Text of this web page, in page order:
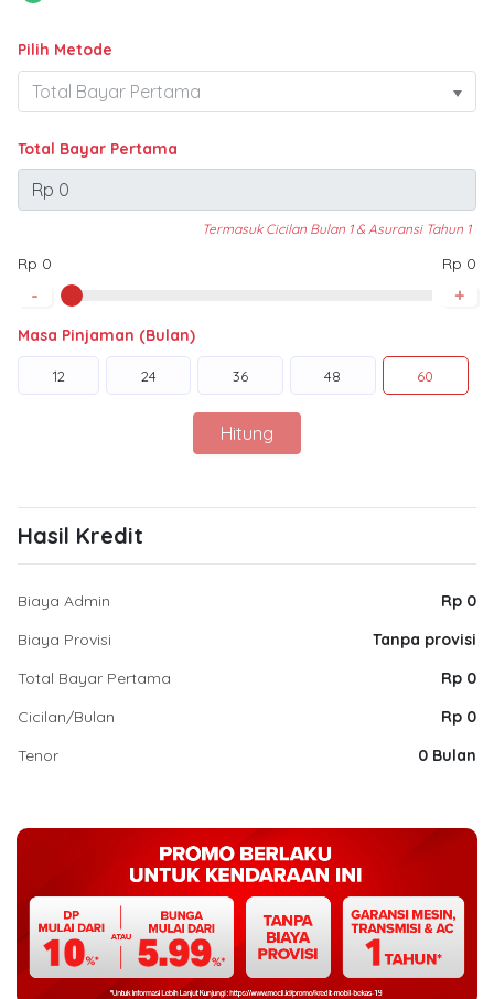
Pilih Metode
Total Bayar Pertama
Termasuk Cicilan Bulan 1 & Asuransi Tahun 1
Rp 0 Rp 0
- +
Masa Pinjaman (Bulan)
12 24 36 48 60
Hitung
Hasil Kredit
Biaya Admin
Rp 0
Biaya Provisi
Tanpa provisi
Total Bayar Pertama
Rp 0
Cicilan/Bulan
Rp 0
Tenor
0 Bulan